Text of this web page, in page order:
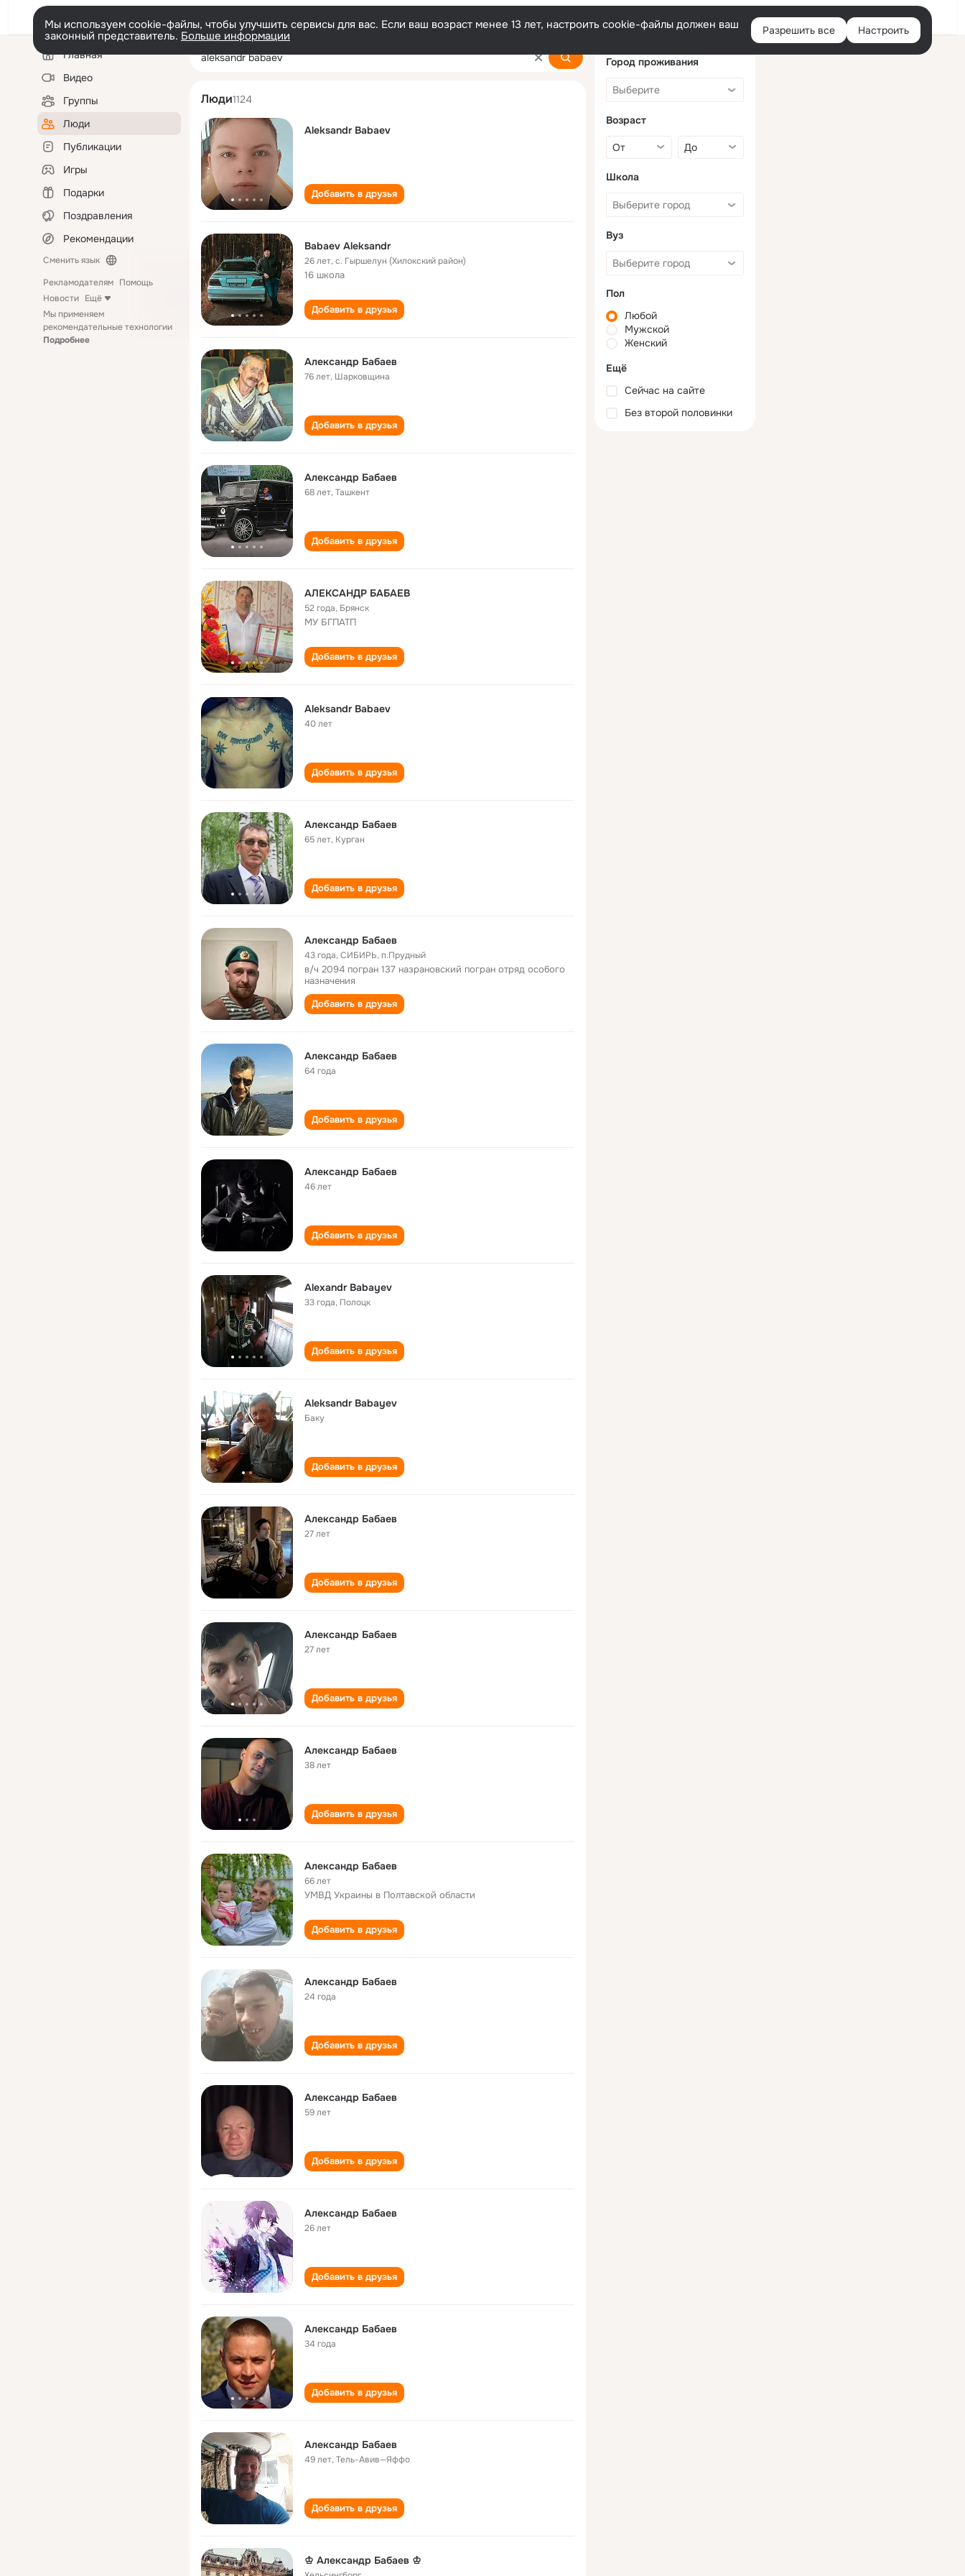
Войти
Мы используем cookie-файлы, чтобы улучшить сервисы для вас. Если ваш возраст менее 13 лет, настроить cookie-файлы должен ваш
законный представитель. Больше информации Разрешить все Настроить
Левая
колонкаГлавная
Видео
Группы
Люди
Публикации
Игры
Подарки
Поздравления
Рекомендации
Сменить язык
Рекламодателям Помощь
Новости Ещё
Мы применяем
рекомендательные технологии
Подробнее
aleksandr babaev
Люди1124
Aleksandr Babaev
Добавить в друзья
Babaev Aleksandr
26 лет,с. Гыршелун (Хилокский район)
16 школа
Добавить в друзья
Александр Бабаев
76 лет, Шарковщина
Добавить в друзья
Александр Бабаев
68 лет,Ташкент
Добавить в друзья
АЛЕКСАНДР БАБАЕВ
52 года, Брянск
МУ БГПАТП
Добавить в друзья
Aleksandr Babaev
40 лет
Добавить в друзья
Александр Бабаев
65 лет, Курган
Добавить в друзья
Александр Бабаев
43 года,СИБИРЬ, п.Прудный
в/ч 2094 погран 137 назрановский погран отряд особого
назначения
Добавить в друзья
Александр Бабаев
64 года
Добавить в друзья
Александр Бабаев
46 лет
Добавить в друзья
Alexandr Babayev
33 года, Полоцк
Добавить в друзья
Aleksandr Babayev
Баку
Добавить в друзья
Александр Бабаев
27 лет
Добавить в друзья
Александр Бабаев
27 лет
Добавить в друзья
Александр Бабаев
38 лет
Добавить в друзья
Александр Бабаев
66 лет
УМВД Украины в Полтавской области
Добавить в друзья
Александр Бабаев
24 года
Добавить в друзья
Александр Бабаев
59 лет
Добавить в друзья
Александр Бабаев
26 лет
Добавить в друзья
Александр Бабаев
34 года
Добавить в друзья
Александр Бабаев
49 лет,Тель-Авив—Яффо
Добавить в друзья
♔ Александр Бабаев ♔
Город проживания
Возраст
Школа
Вуз
Пол
Любой
Мужской
Женский
Ещё
Сейчас на сайте
Без второй половинки